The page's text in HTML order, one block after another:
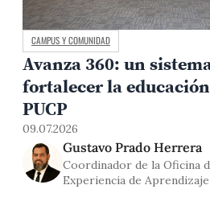
CAMPUS Y COMUNIDAD
Avanza 360: un
fortalecer la
PUCP
09.07.2026
Gustavo Prado Herrera
Coordinador de la Oficina
Experiencia de